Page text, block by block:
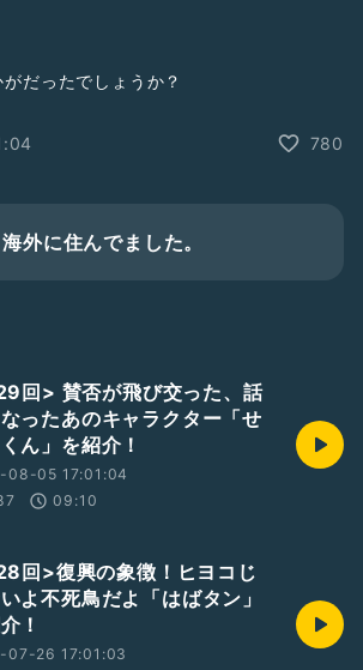
だったでしょうか？
想、意見のお便りを紹介しつつ打ち上げる
便りもご紹介します
#男性トーカー
780
外に住んでました。
回> 賛否が飛び交った、話
ったあのキャラクター「せ
ん」を紹介！
08-05 17:01:04
09:10
回>復興の象徴！ヒヨコじ
よ不死鳥だよ「はばタン」
！
07-26 17:01:03